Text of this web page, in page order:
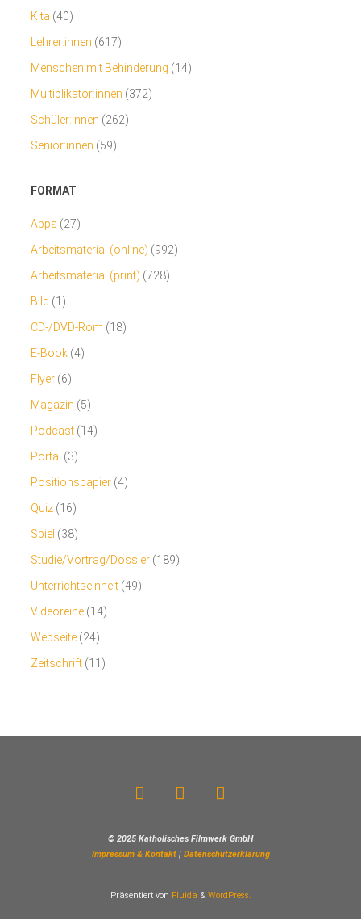
Kita (40)
Lehrer:innen (617)
Menschen mit Behinderung (14)
Multiplikator:innen (372)
Schüler:innen (262)
Senior:innen (59)
FORMAT
Apps (27)
Arbeitsmaterial (online) (992)
Arbeitsmaterial (print) (728)
Bild (1)
CD-/DVD-Rom (18)
E-Book (4)
Flyer (6)
Magazin (5)
Podcast (14)
Portal (3)
Positionspapier (4)
Quiz (16)
Spiel (38)
Studie/Vortrag/Dossier (189)
Unterrichtseinheit (49)
Videoreihe (14)
Webseite (24)
Zeitschrift (11)
© 2025 Katholisches Filmwerk GmbH
Impressum & Kontakt| Datenschutzerklärung
Präsentiert von Fluida & WordPress.